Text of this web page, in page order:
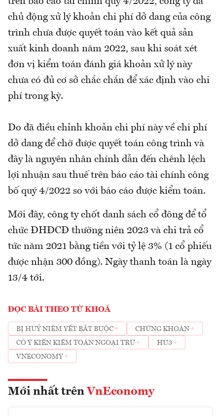
chủ động xử lý khoản chi phí dở dang của công
trình chưa được quyết toán vào kết quả sản
xuất kinh doanh năm 2022, sau khi soát xét
đơn vị kiểm toán đánh giá khoản xử lý này
chưa có đủ cơ sở chắc chắn để xác định vào chi
phí trong kỳ.
Do đã điều chỉnh khoản chi phí này về chi phí
dở dang để chờ được quyết toán công trình và
đây là nguyên nhân chính dẫn đến chênh lệch
lợi nhuận sau thuế trên báo cáo tài chính công
bố quý 4/2022 so với báo cáo được kiểm toán.
Mới đây, công ty chốt danh sách cổ đông để tổ
chức ĐHĐCĐ thường niên 2023 và chi trả cổ
tức năm 2021 bằng tiền với tỷ lệ 3% (1 cổ phiếu
được nhận 300 đồng). Ngày thanh toán là ngày
13/4 tới.
ĐỌC BÀI THEO TỪ KHOÁ
BỊ HUỶ NIÊM YẾT BẮT BUỘC
CHỨNG KHOÁN
CÓ Ý KIẾN KIỂM TOÁN NGOẠI TRỪ
HU3
VNECONOMY
Mới nhất trên VnEconomy